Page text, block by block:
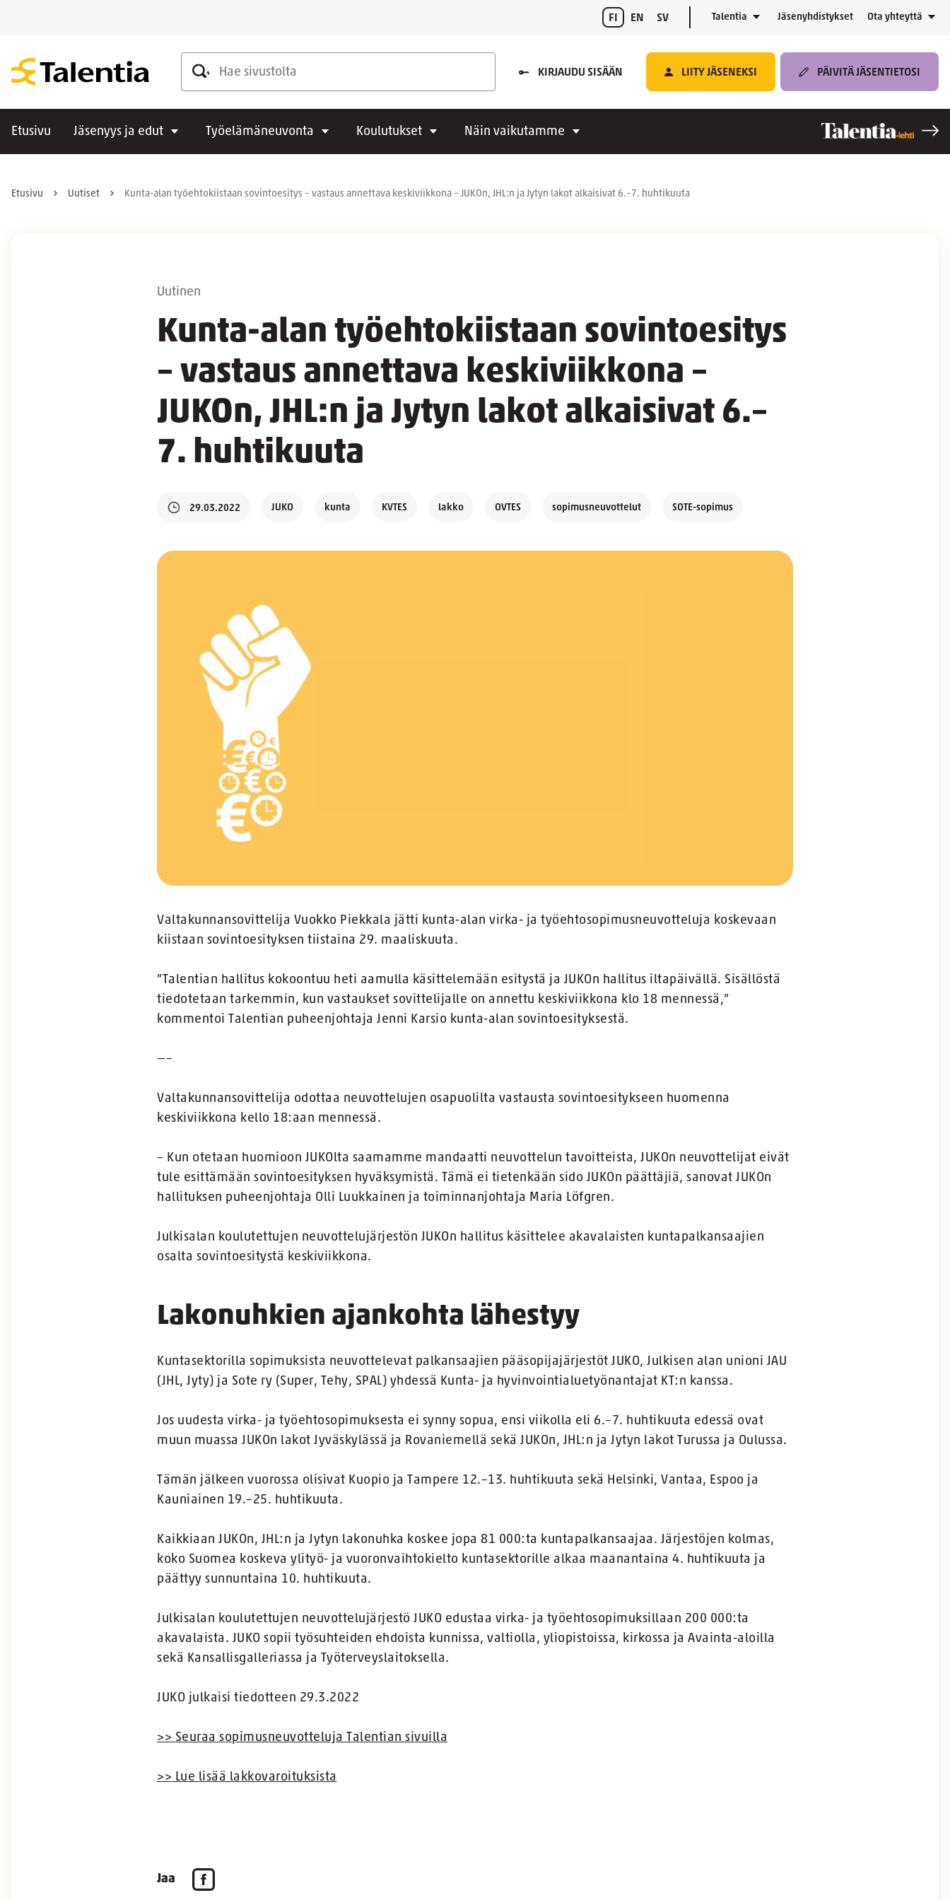
FI EN SV Talentia Jäsenyhdistykset Ota yhteyttä
Hae sivustolta
KIRJAUDU SISÄÄN LIITY JÄSENEKSI PÄIVITÄ JÄSENTIETOSI
Etusivu Jäsenyys ja edut Työelämäneuvonta Koulutukset Näin vaikutamme
Etusivu Uutiset Kunta-alan työehtokiistaan sovintoesitys – vastaus annettava keskiviikkona – JUKOn, JHL:n ja Jytyn lakot alkaisivat 6.–7. huhtikuuta
Uutinen
Kunta-alan työehtokiistaan sovintoesitys
– vastaus annettava keskiviikkona –
JUKOn, JHL:n ja Jytyn lakot alkaisivat 6.–
7. huhtikuuta
29.03.2022 JUKO kunta KVTES lakko OVTES sopimusneuvottelut SOTE-sopimus
Valtakunnansovittelija Vuokko Piekkala jätti kunta-alan virka- ja työehtosopimusneuvotteluja koskevaan
kiistaan sovintoesityksen tiistaina 29. maaliskuuta.
”Talentian hallitus kokoontuu heti aamulla käsittelemään esitystä ja JUKOn hallitus iltapäivällä. Sisällöstä
tiedotetaan tarkemmin, kun vastaukset sovittelijalle on annettu keskiviikkona klo 18 mennessä,”
kommentoi Talentian puheenjohtaja Jenni Karsio kunta-alan sovintoesityksestä.
—–
Valtakunnansovittelija odottaa neuvottelujen osapuolilta vastausta sovintoesitykseen huomenna
keskiviikkona kello 18:aan mennessä.
– Kun otetaan huomioon JUKOlta saamamme mandaatti neuvottelun tavoitteista, JUKOn neuvottelijat eivät
tule esittämään sovintoesityksen hyväksymistä. Tämä ei tietenkään sido JUKOn päättäjiä, sanovat JUKOn
hallituksen puheenjohtaja Olli Luukkainen ja toiminnanjohtaja Maria Löfgren.
Julkisalan koulutettujen neuvottelujärjestön JUKOn hallitus käsittelee akavalaisten kuntapalkansaajien
osalta sovintoesitystä keskiviikkona.
Lakonuhkien ajankohta lähestyy
Kuntasektorilla sopimuksista neuvottelevat palkansaajien pääsopijajärjestöt JUKO, Julkisen alan unioni JAU
(JHL, Jyty) ja Sote ry (Super, Tehy, SPAL) yhdessä Kunta- ja hyvinvointialuetyönantajat KT:n kanssa.
Jos uudesta virka- ja työehtosopimuksesta ei synny sopua, ensi viikolla eli 6.–7. huhtikuuta edessä ovat
muun muassa JUKOn lakot Jyväskylässä ja Rovaniemellä sekä JUKOn, JHL:n ja Jytyn lakot Turussa ja Oulussa.
Tämän jälkeen vuorossa olisivat Kuopio ja Tampere 12.–13. huhtikuuta sekä Helsinki, Vantaa, Espoo ja
Kauniainen 19.–25. huhtikuuta.
Kaikkiaan JUKOn, JHL:n ja Jytyn lakonuhka koskee jopa 81 000:ta kuntapalkansaajaa. Järjestöjen kolmas,
koko Suomea koskeva ylityö- ja vuoronvaihtokielto kuntasektorille alkaa maanantaina 4. huhtikuuta ja
päättyy sunnuntaina 10. huhtikuuta.
Julkisalan koulutettujen neuvottelujärjestö JUKO edustaa virka- ja työehtosopimuksillaan 200 000:ta
akavalaista. JUKO sopii työsuhteiden ehdoista kunnissa, valtiolla, yliopistoissa, kirkossa ja Avainta-aloilla
sekä Kansallisgalleriassa ja Työterveyslaitoksella.
JUKO julkaisi tiedotteen 29.3.2022
>> Seuraa sopimusneuvotteluja Talentian sivuilla
>> Lue lisää lakkovaroituksista
Jaa